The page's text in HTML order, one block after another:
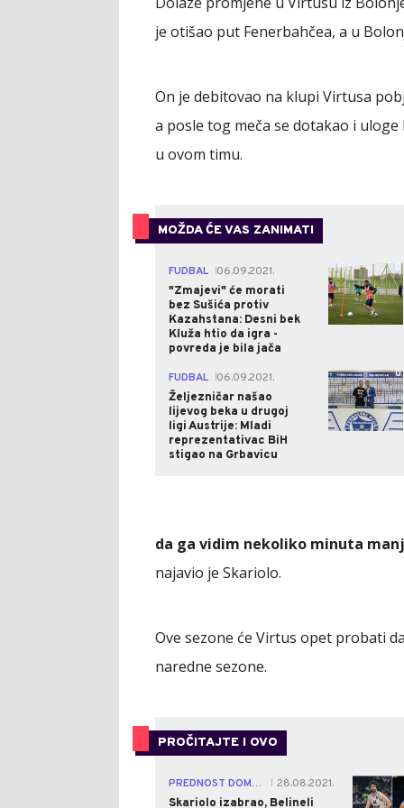
je otišao put Fenerbahčea, a u
On je debitovao na klupi Virtusa
a posle tog meča se dotakao i
u ovom timu.
MOŽDA ĆE VAS ZANIMATI
FUDBAL 06.09.2021.
"Zmajevi" će morati
bez Sušića protiv
Kazahstana: Desni bek
Kluža htio da igra -
povreda je bila jača
0
FUDBAL 06.09.2021.
Željezničar našao
lijevog beka u drugoj
ligi Austrije: Mladi
reprezentativac BiH
stigao na Grbavicu
0
da ga vidim nekoliko minuta
najavio je Skariolo.
Ove sezone će Virtus opet probati
naredne sezone.
PROČITAJTE I OVO
PREDNOST DOMAĆIMA
28.08.2021.
Skariolo izabrao, Belineli